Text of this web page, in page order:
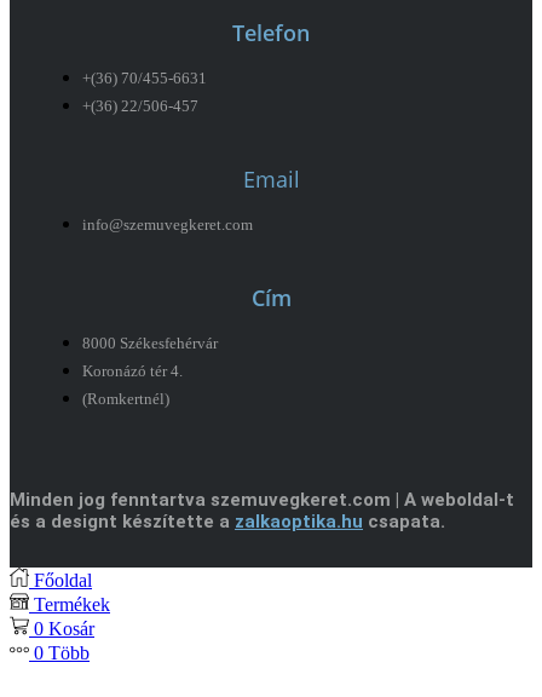
Telefon
+(36) 70/455-6631
+(36) 22/506-457
Email
info@szemuvegkeret.com
Cím
8000 Székesfehérvár
Koronázó tér 4.
(Romkertnél)
Minden jog fenntartva szemuvegkeret.com | A weboldal-t
és a designt készítette a zalkaoptika.hu csapata.
Főoldal
Termékek
0 Kosár
0 Több